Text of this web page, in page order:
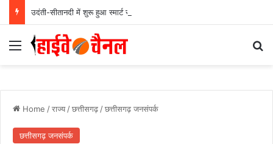
Menu
Home /राज्य /छत्तीसगढ़ /छत्तीसगढ़ जनसंपर्क
छत्तीसगढ़ जनसंपर्क